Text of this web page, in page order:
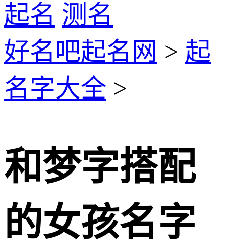
起名 测名
好名吧起名网 > 起
名字大全 >
和梦字搭配
的女孩名字